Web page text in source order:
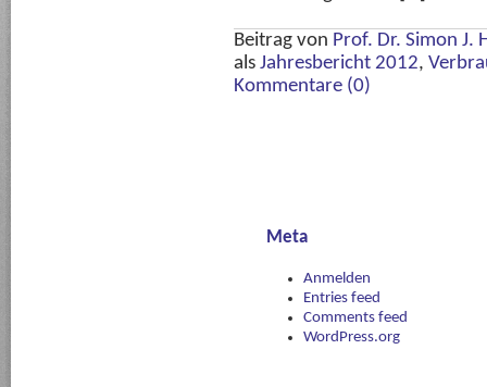
Beitrag von Prof. Dr. Simon J.
als Jahresbericht 2012,
Kommentare (0)
Meta
Anmelden
Entries feed
Comments feed
WordPress.org